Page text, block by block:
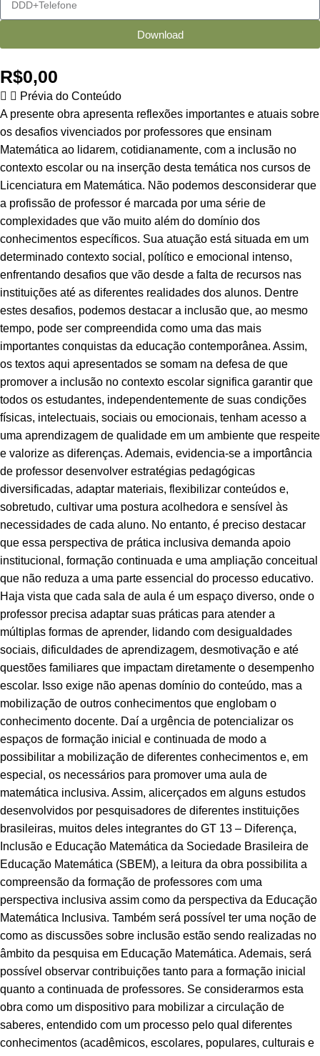
Download
R$0,00
Prévia do Conteúdo
A presente obra apresenta reflexões importantes e atuais sobre
os desafios vivenciados por professores que ensinam
Matemática ao lidarem, cotidianamente, com a inclusão no
contexto escolar ou na inserção desta temática nos cursos de
Licenciatura em Matemática. Não podemos desconsiderar que
a profissão de professor é marcada por uma série de
complexidades que vão muito além do domínio dos
conhecimentos específicos. Sua atuação está situada em um
determinado contexto social, político e emocional intenso,
enfrentando desafios que vão desde a falta de recursos nas
instituições até as diferentes realidades dos alunos. Dentre
estes desafios, podemos destacar a inclusão que, ao mesmo
tempo, pode ser compreendida como uma das mais
importantes conquistas da educação contemporânea. Assim,
os textos aqui apresentados se somam na defesa de que
promover a inclusão no contexto escolar significa garantir que
todos os estudantes, independentemente de suas condições
físicas, intelectuais, sociais ou emocionais, tenham acesso a
uma aprendizagem de qualidade em um ambiente que respeite
e valorize as diferenças. Ademais, evidencia-se a importância
de professor desenvolver estratégias pedagógicas
diversificadas, adaptar materiais, flexibilizar conteúdos e,
sobretudo, cultivar uma postura acolhedora e sensível às
necessidades de cada aluno. No entanto, é preciso destacar
que essa perspectiva de prática inclusiva demanda apoio
institucional, formação continuada e uma ampliação conceitual
que não reduza a uma parte essencial do processo educativo.
Haja vista que cada sala de aula é um espaço diverso, onde o
professor precisa adaptar suas práticas para atender a
múltiplas formas de aprender, lidando com desigualdades
sociais, dificuldades de aprendizagem, desmotivação e até
questões familiares que impactam diretamente o desempenho
escolar. Isso exige não apenas domínio do conteúdo, mas a
mobilização de outros conhecimentos que englobam o
conhecimento docente. Daí a urgência de potencializar os
espaços de formação inicial e continuada de modo a
possibilitar a mobilização de diferentes conhecimentos e, em
especial, os necessários para promover uma aula de
matemática inclusiva. Assim, alicerçados em alguns estudos
desenvolvidos por pesquisadores de diferentes instituições
brasileiras, muitos deles integrantes do GT 13 – Diferença,
Inclusão e Educação Matemática da Sociedade Brasileira de
Educação Matemática (SBEM), a leitura da obra possibilita a
compreensão da formação de professores com uma
perspectiva inclusiva assim como da perspectiva da Educação
Matemática Inclusiva. Também será possível ter uma noção de
como as discussões sobre inclusão estão sendo realizadas no
âmbito da pesquisa em Educação Matemática. Ademais, será
possível observar contribuições tanto para a formação inicial
quanto a continuada de professores. Se considerarmos esta
obra como um dispositivo para mobilizar a circulação de
saberes, entendido com um processo pelo qual diferentes
conhecimentos (acadêmicos, escolares, populares, culturais e